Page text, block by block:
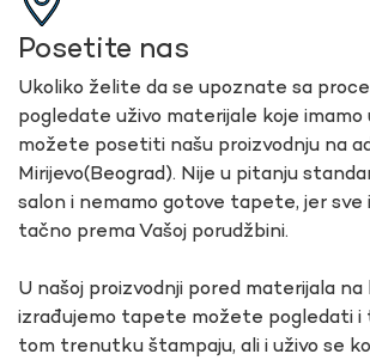
Posetite nas
Ukoliko želite da se upoznate sa
pogledate uživo materijale koje imamo
možete posetiti našu proizvodnju na
Mirijevo(Beograd). Nije u pitanju
salon i nemamo gotove tapete, jer sve
tačno prema Vašoj porudžbini.
U našoj proizvodnji pored materijala na
izrađujemo tapete možete pogledati i
tom trenutku štampaju, ali i uživo se